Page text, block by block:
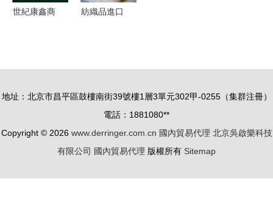
世紀康鑫商
紡織品進口
地址：北京市昌平區鼓樓南街39號樓1層3單元302甲-0255（集群注冊）
電話：1881080**
Copyright © 2026 www.derringer.com.cn 國內貿易代理 北京吳啟樂科技
有限公司 國內貿易代理 版權所有 Sitemap